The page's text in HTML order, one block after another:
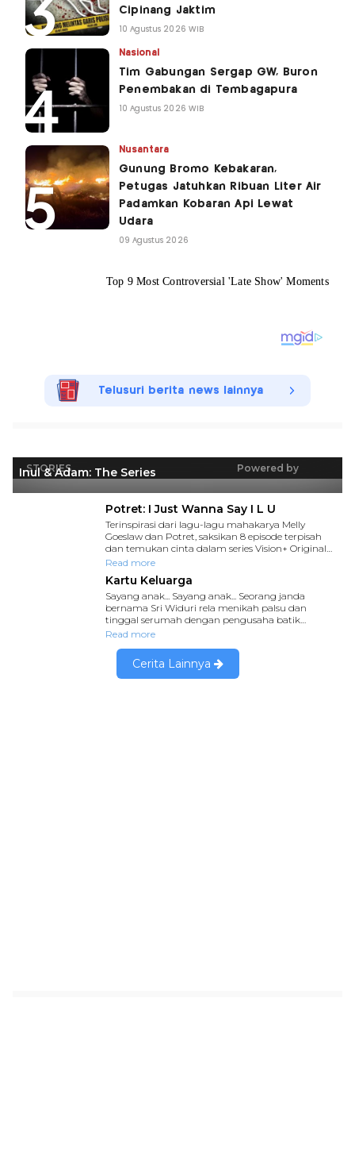
Cipinang Jaktim
10 Agustus 2026 WIB
Nasional
Tim Gabungan Sergap GW, Buron
Penembakan di Tembagapura
10 Agustus 2026 WIB
Nusantara
Gunung Bromo Kebakaran,
Petugas Jatuhkan Ribuan Liter Air
Padamkan Kobaran Api Lewat
Udara
09 Agustus 2026
Telusuri berita news lainnya